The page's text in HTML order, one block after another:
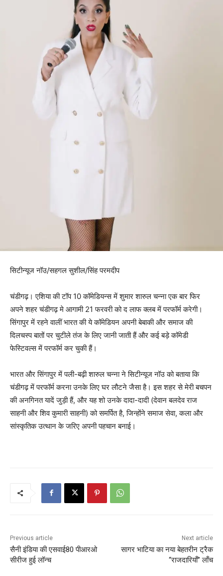
सिटीन्यूज नॉउ/सहगल सुशील/सिंह परमदीप
चंडीगढ़। एशिया की टॉप 10 कॉमेडियन्स में शुमार शारुल चन्ना एक बार फिर
अपने शहर चंडीगढ़ मे आगामी 21 फरवरी को द लाफ क्लब में परफॉर्म करेगी।
सिंगापुर में रहने वालीं भारत की ये कॉमेडियन अपनी बेबाकी और समाज की
दिलचस्प बातों पर चुटीले तंज के लिए जानी जाती हैं और कई बड़े कॉमेडी
फेस्टिवल्स में परफॉर्म कर चुकी हैं।
भारत और सिंगापुर में पली-बढ़ी शारुल चन्ना ने सिटीन्यूज नॉउ को बताया कि
चंडीगढ़ में परफॉर्म करना उनके लिए घर लौटने जैसा है। इस शहर से मेरी बचपन
की अनगिनत यादें जुड़ी हैं, और यह शो उनके दादा-दादी (देवान बलदेव राज
साहनी और शिव कुमारी साहनी) को समर्पित है, जिन्होंने समाज सेवा, कला और
सांस्कृतिक उत्थान के जरिए अपनी पहचान बनाई।
Previous article
सैनी इंडिया की एसवाई80 पीआरओ
सीरीज हुई लॉन्च
Next article
सागर भाटिया का नया बेहतरीन ट्रैक
‘‘राजदारियाँ’’ लाँच